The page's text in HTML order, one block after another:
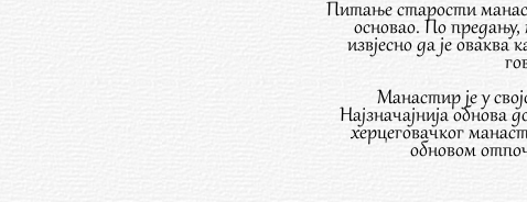
Питање старости
основао. По предању,
извјесно да је оваква
Манастир је у
Најзначајнија обнова
херцеговачког
обновом